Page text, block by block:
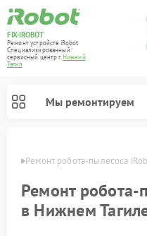
FIX-IROBOT
Ремонт устройств iRobot
Специализированный
cервисный центр г.Нижний
Тагил
Мы ремонтируем
Ремонт робота-пылесоса
Ремонт робота-
в Нижнем